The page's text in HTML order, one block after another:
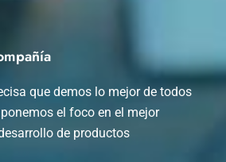
que demos lo mejor de todos
el foco en el mejor
de productos